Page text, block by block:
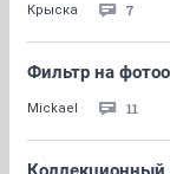
Крыска 7
Фильтр на
Mickael 11